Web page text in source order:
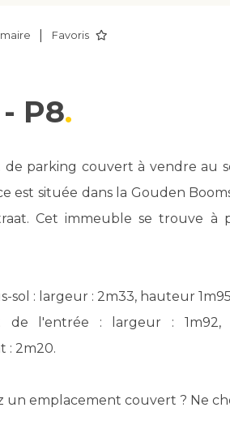
Favoris
P8
parking couvert à vendre au
est située dans la Gouden
Cet immeuble se trouve à
sol : largeur : 2m33, hauteur
de l'entrée : largeur : 1m92,
: 2m20.
un emplacement couvert ? Ne